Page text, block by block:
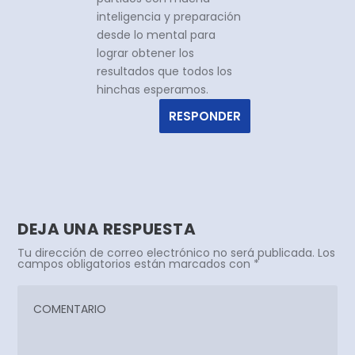
inteligencia y preparación
desde lo mental para
lograr obtener los
resultados que todos los
hinchas esperamos.
RESPONDER
DEJA UNA RESPUESTA
Tu dirección de correo electrónico no será publicada. Los
campos obligatorios están marcados con *